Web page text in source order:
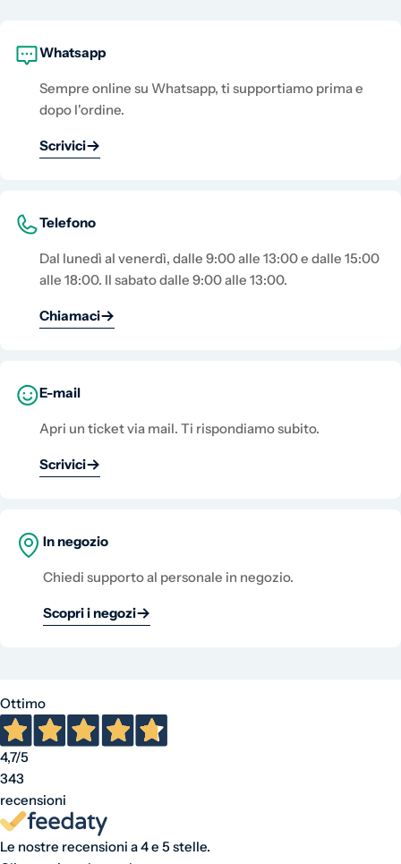
Whatsapp
Sempre online su Whatsapp, ti supportiamo prima e
dopo l'ordine.
Scrivici
Telefono
Dal lunedì al venerdì, dalle 9:00 alle 13:00 e dalle 15:00
alle 18:00. Il sabato dalle 9:00 alle 13:00.
Chiamaci
E-mail
Apri un ticket via mail. Ti rispondiamo subito.
Scrivici
In negozio
Chiedi supporto al personale in negozio.
Scopri i negozi
Ottimo
4,7/5
343
recensioni
Le nostre recensioni a 4 e 5 stelle.